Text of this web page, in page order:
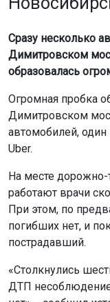
Сразу несколько
Димитровском
образовалась
Огромная пробка
Димитровском
автомобилей,
Uber.
На месте дорожно-
работают врачи
При этом, по
погибших нет, и
пострадавший.
«Столкнулись
ДТП несоблюдение